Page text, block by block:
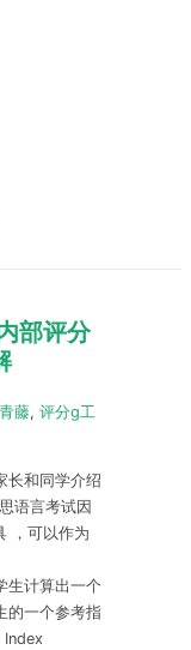
部评分
藤, 评分g工
长和同学介绍
语言考试因
，可以作为
生计算出一个
的一个参考指